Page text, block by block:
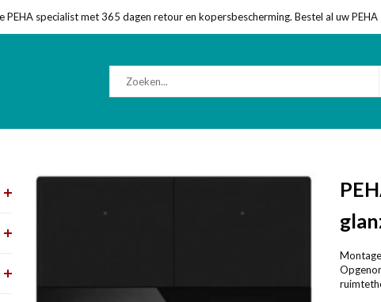
PEHA specialist met 365 dagen retour en kopersbescherming. Bestel al uw